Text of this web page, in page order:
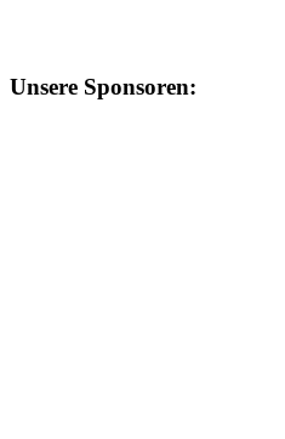
Unsere Sponsoren: